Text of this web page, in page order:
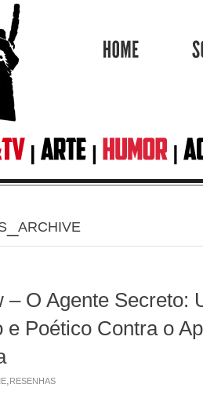
– O Agente Secreto:
e Poético Contra o
, RESENHAS